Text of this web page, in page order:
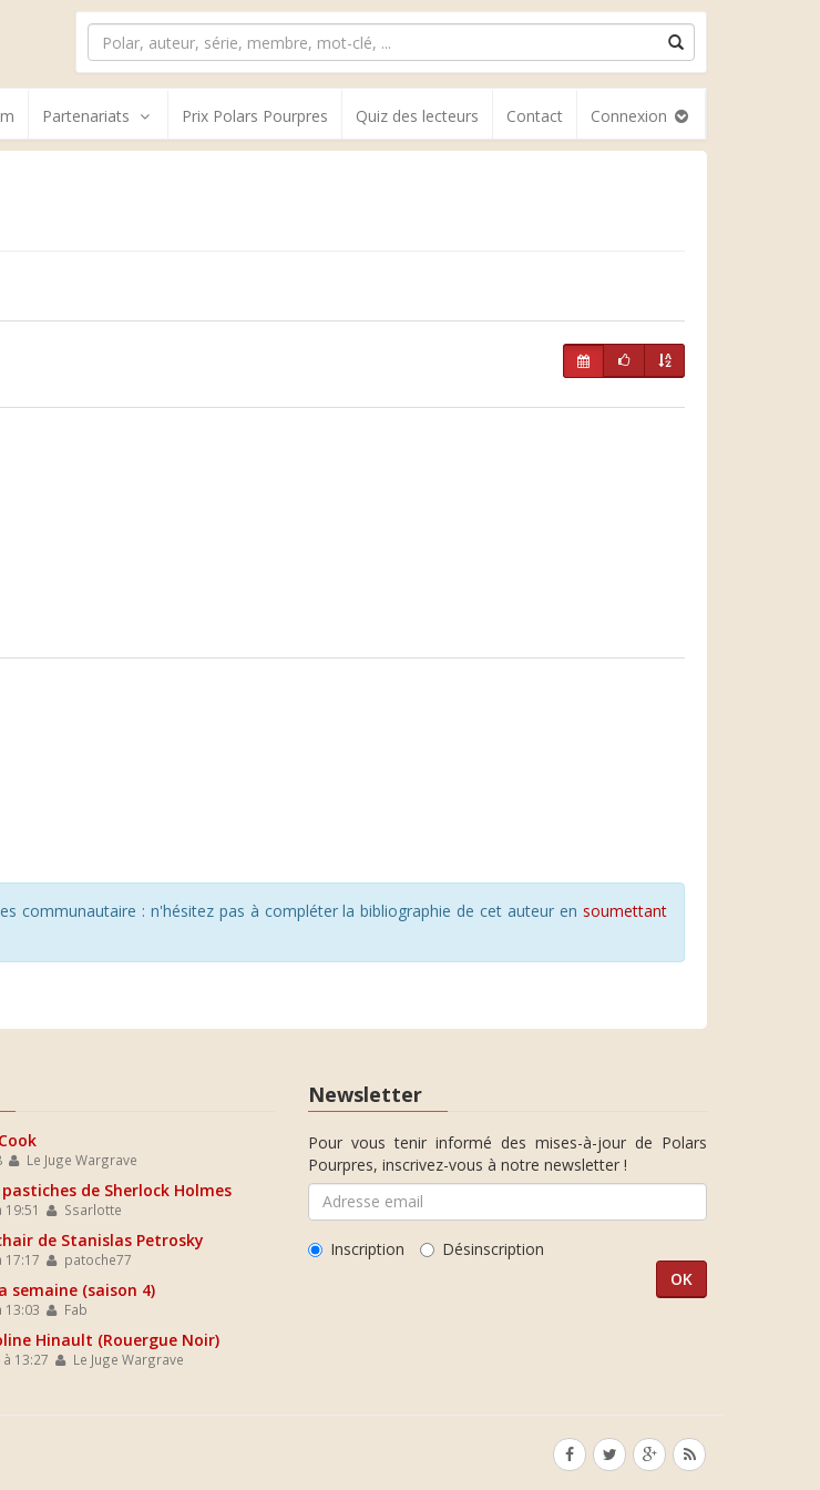
Partenariats Prix Polars Pourpres Quiz des lecteurs Contact Connexion
communautaire : n'hésitez pas à compléter la bibliographie de cet auteur en soumettant
Le Juge Wargrave
de Sherlock Holmes
19:51 Ssarlotte
de Stanislas Petrosky
17:17 patoche77
semaine (saison 4)
13:03 Fab
Hinault (Rouergue Noir)
13:27 Le Juge Wargrave
Newsletter
Pour vous tenir informé des mises-à-jour de Polars
Pourpres, inscrivez-vous à notre newsletter !
Inscription Désinscription